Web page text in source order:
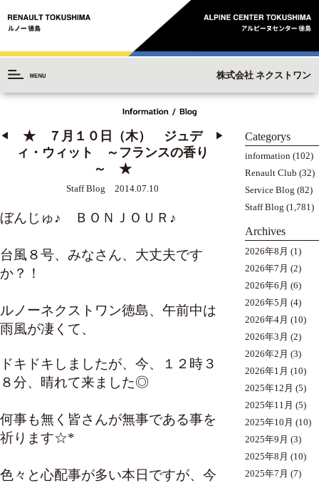
株式会社 ネクストワン
◀︎
★ ７月１０日（木） ジュデ
ィ・ウィット ～フランスの香り
～ ★
Staff Blog 2014.07.10
▶︎
ぼんじゅ♪ ＢＯＮＪＯＵＲ♪
台風８号、みなさん、大丈夫です
か？！
ルノーネクストワン徳島、午前中は
雨風が凄くて、
ドキドキしましたが、今、１２時３
８分、晴れて来ました◎
何事も無く皆さんが無事である事を
祈ります☆*
色々と心配事が多い本日ですが、今
Categorys
information (102)
Renault Club (32)
Service Blog (82)
Staff Blog (1,781)
Archives
2026年8月 (1)
2026年7月 (2)
2026年6月 (6)
2026年5月 (4)
2026年4月 (10)
2026年3月 (2)
2026年2月 (3)
2026年1月 (10)
2025年12月 (5)
2025年11月 (5)
2025年10月 (10)
2025年9月 (3)
2025年8月 (10)
2025年7月 (7)